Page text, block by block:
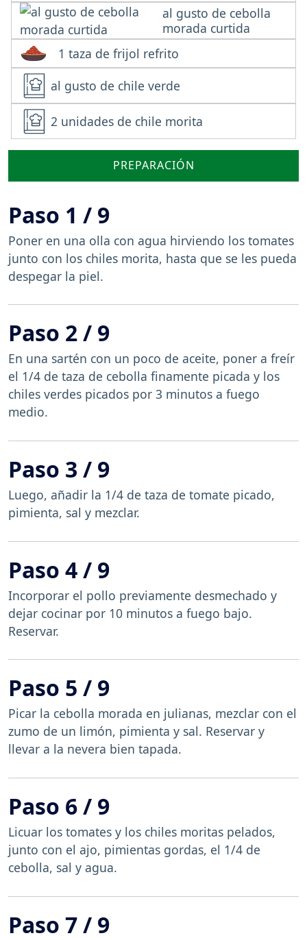
al gusto de cebolla
morada curtida
1 taza de frijol refrito
al gusto de chile verde
2 unidades de chile morita
PREPARACIÓN
Paso 1 / 9
Poner en una olla con agua hirviendo los tomates
junto con los chiles morita, hasta que se les pueda
despegar la piel.
Paso 2 / 9
En una sartén con un poco de aceite, poner a freír
el 1/4 de taza de cebolla finamente picada y los
chiles verdes picados por 3 minutos a fuego
medio.
Paso 3 / 9
Luego, añadir la 1/4 de taza de tomate picado,
pimienta, sal y mezclar.
Paso 4 / 9
Incorporar el pollo previamente desmechado y
dejar cocinar por 10 minutos a fuego bajo.
Reservar.
Paso 5 / 9
Picar la cebolla morada en julianas, mezclar con el
zumo de un limón, pimienta y sal. Reservar y
llevar a la nevera bien tapada.
Paso 6 / 9
Licuar los tomates y los chiles moritas pelados,
junto con el ajo, pimientas gordas, el 1/4 de
cebolla, sal y agua.
Paso 7 / 9